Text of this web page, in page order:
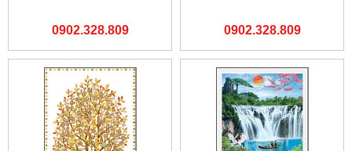
0902.328.809 0902.328.809